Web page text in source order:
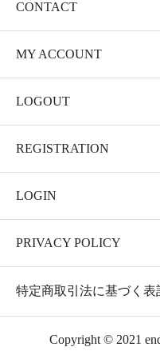
CONTACT
MY ACCOUNT
LOGOUT
REGISTRATION
LOGIN
PRIVACY POLICY
特定商取引法に基づく表
Copyright © 2021